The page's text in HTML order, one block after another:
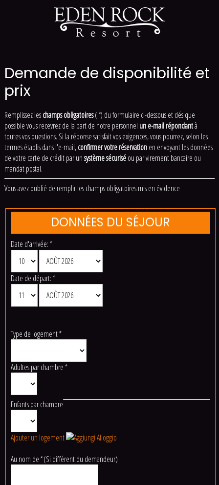
Demande de disponibilité et
prix
Remplissez leschamps obligatoires(*) du formulaire ci-dessous et dés que
possible vous recevrez de la part de notre personnel un e-mail répondantà
toutes vos questions. Si la réponse satisfait vos exigences, vous pourrez, selon les
termes établis dans l'e-mail,confirmer votre réservationen envoyant les données
de votre carte de crédit par unsystème sécuriséou par virement bancaire ou
mandat postal.
Vous avez oublié de remplir les champs obligatoires mis en évidence
DONNÉES DU SÉJOUR
Date d'arrivée:*
Date de départ:*
Type de logement*
Adultes par chambre*
Enfants par chambre
Ajouter un logement
Au nom de*(Si différent du demandeur)